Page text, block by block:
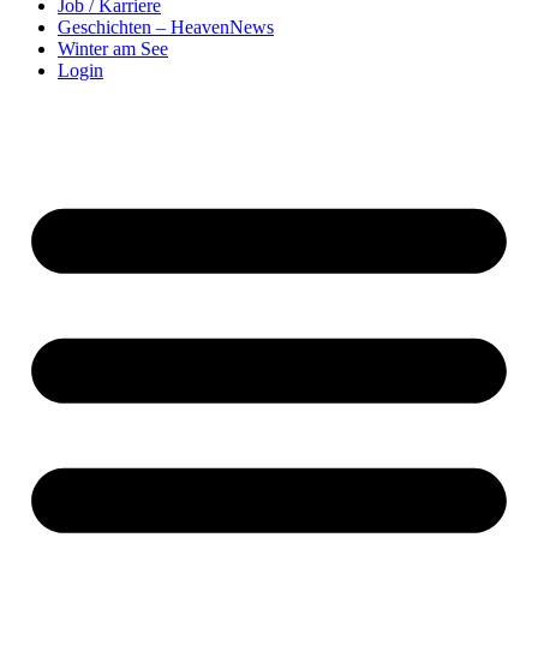
Job / Karriere
Geschichten – HeavenNews
Winter am See
Login